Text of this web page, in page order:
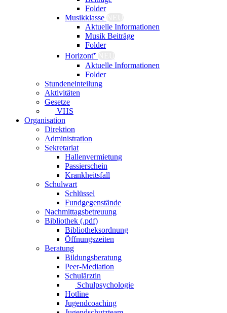
Folder
Musikklasse
Aktuelle Informationen
Musik Beiträge
Folder
Horizont⁺
Aktuelle Informationen
Folder
Stundeneinteilung
Aktivitäten
Gesetze
VHS
Organisation
Direktion
Administration
Sekretariat
Hallenvermietung
Passierschein
Krankheitsfall
Schulwart
Schlüssel
Fundgegenstände
Nachmittagsbetreuung
Bibliothek (.pdf)
Bibliotheksordnung
Öffnungszeiten
Beratung
Bildungsberatung
Peer-Mediation
Schulärztin
Schulpsychologie
Hotline
Jugendcoaching